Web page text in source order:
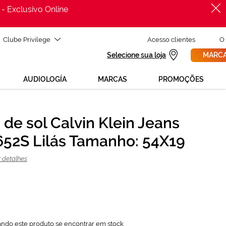
Exclusivo Online
Clube Privilege Acesso clientes O
Selecione sua loja
AUDIOLOGÍA MARCAS PROMOÇÕES
PROCURAR
€
€
sol Calvin Klein Jeans
Lilás Tamanho: 54X19
detalhes
este produto se encontrar em stock